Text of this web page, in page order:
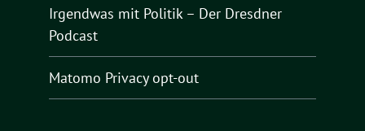
Irgendwas mit Politik – Der Dresdner
Podcast
Matomo Privacy opt-out